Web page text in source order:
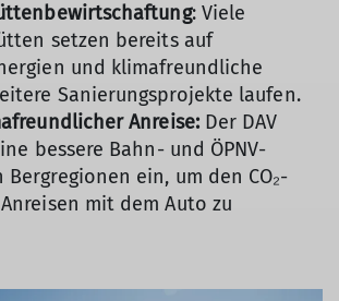
: Viele
setzen bereits auf
und klimafreundliche
Sanierungsprojekte laufen.
Anreise: Der DAV
bessere Bahn- und ÖPNV-
ein, um den CO₂-
mit dem Auto zu